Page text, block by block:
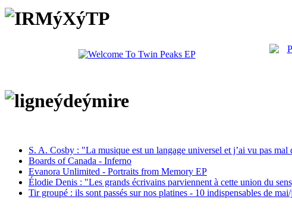
S. A. Cosby : "La musique est un langage universel et j’ai vu pas mal
Boards of Canada - Inferno
Evanora Unlimited - Portraits from Memory EP
Élodie Denis : "Les grands écrivains parviennent à cette union du
Tir groupé : ils sont passés sur nos platines - 10 indispensables de